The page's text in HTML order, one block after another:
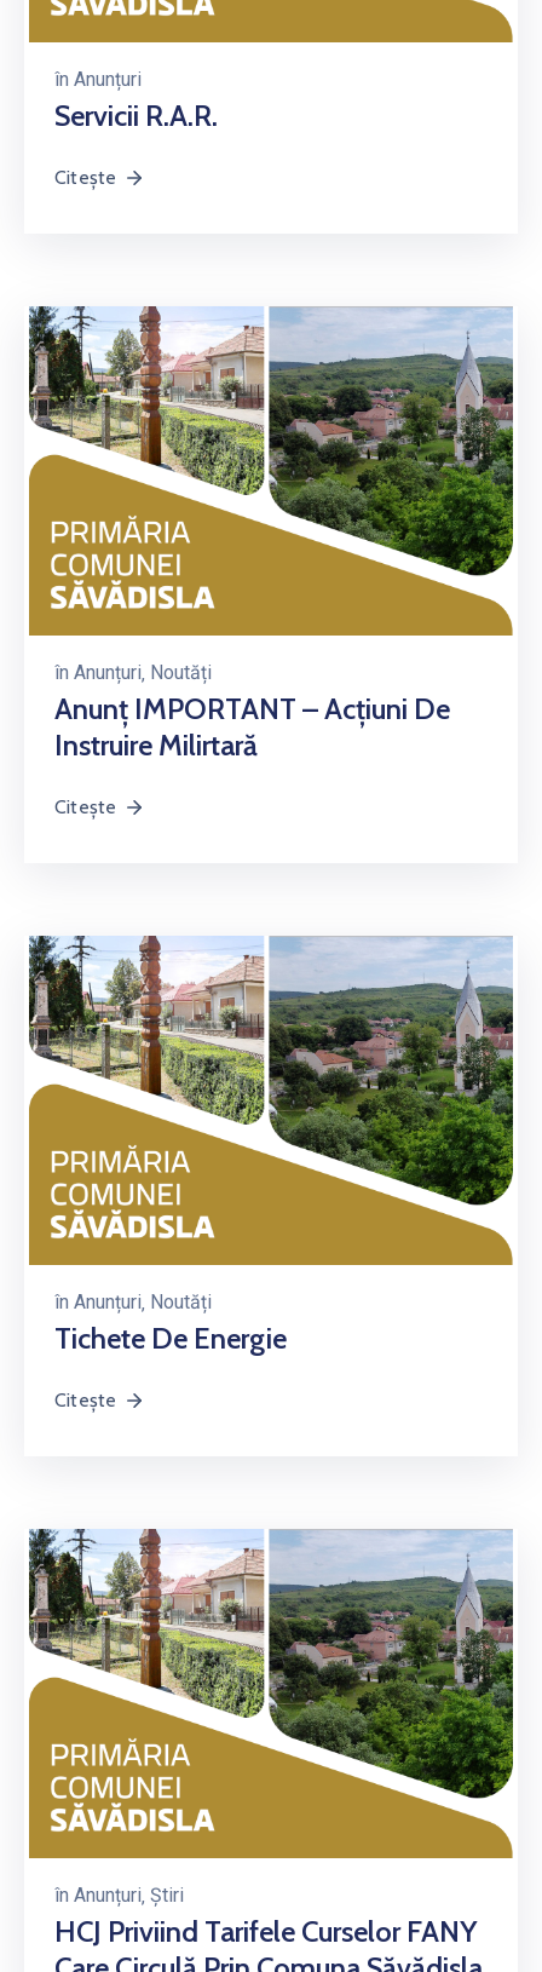
în Anunțuri
Servicii R.A.R.
Citește
în Anunțuri‚ Noutăți
Anunț IMPORTANT – Acțiuni De
Instruire Milirtară
Citește
în Anunțuri‚ Noutăți
Tichete De Energie
Citește
în Anunțuri‚ Știri
HCJ Priviind Tarifele Curselor FANY